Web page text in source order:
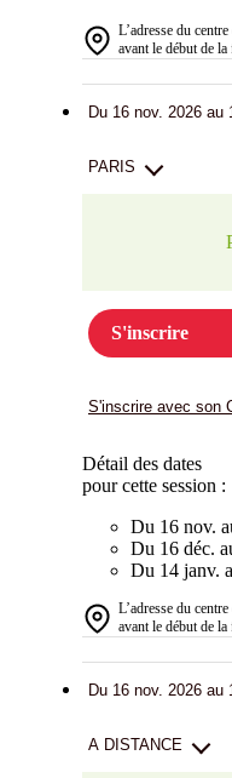
L’adresse du
avant le début de
Du 16 nov. 2026 au
PARIS
S'inscrire
S'inscrire avec son
Détail des dates
pour cette session :
Du 16 nov.
Du 16 déc.
Du 14 janv.
L’adresse du
avant le début de
Du 16 nov. 2026 au
A DISTANCE